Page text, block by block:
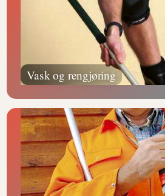
Vask og rengjøring